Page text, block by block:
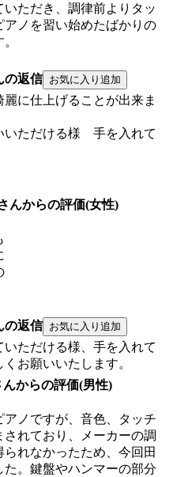
ただき、調律前よりタッ
ノを習い始めたばかりの
の返信
に仕上げることが出来ま
いただける様 手を入れて
んからの評価(女性)
の返信
ただける様、手を入れて
お願いいたします。
んからの評価(男性)
ノですが、音色、タッチ
れており、メーカーの調
れなかったため、今回田
。鍵盤やハンマーの部分